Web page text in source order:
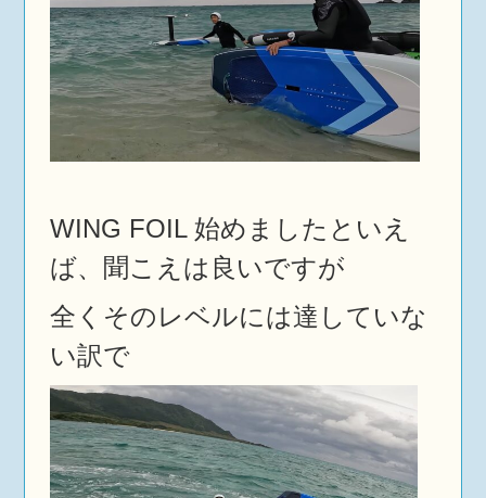
WING FOIL 始めましたといえ
ば、聞こえは良いですが
全くそのレベルには達していな
い訳で